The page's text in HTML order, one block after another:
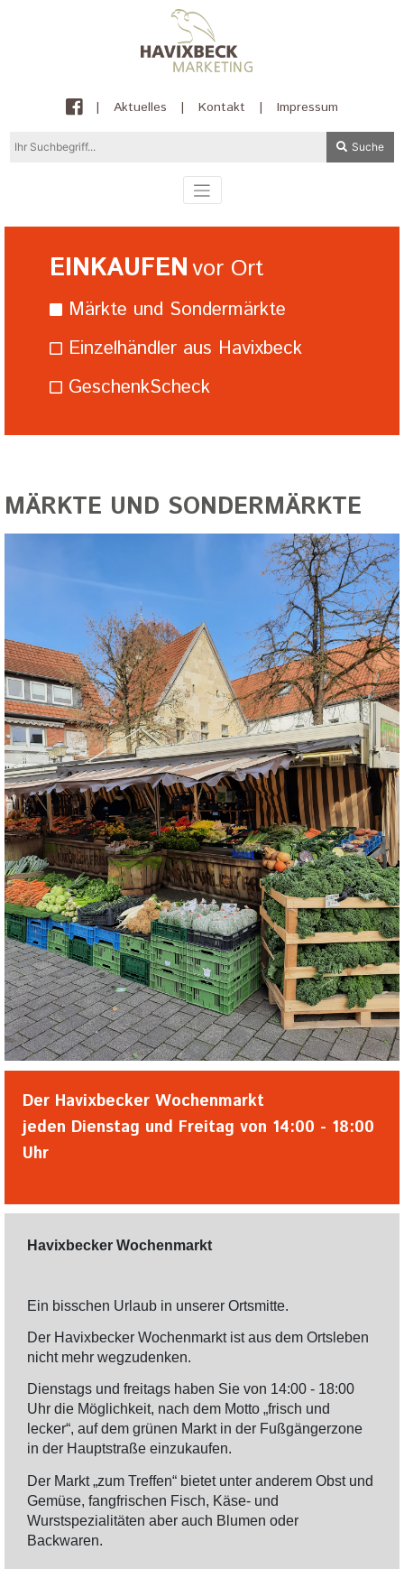
| Aktuelles | Kontakt | Impressum
Suche
EINKAUFENvor Ort
Märkte und Sondermärkte
Einzelhändler aus Havixbeck
GeschenkScheck
MÄRKTE UND SONDERMÄRKTE
Der Havixbecker Wochenmarkt
jeden Dienstag und Freitag von 14:00 - 18:00
Uhr
Havixbecker Wochenmarkt
Ein bisschen Urlaub in unserer Ortsmitte.
Der Havixbecker Wochenmarkt ist aus dem Ortsleben
nicht mehr wegzudenken.
Dienstags und freitags haben Sie von 14:00 - 18:00
Uhr die Möglichkeit, nach dem Motto „frisch und
lecker“, auf dem grünen Markt in der Fußgängerzone
in der Hauptstraße einzukaufen.
Der Markt „zum Treffen“ bietet unter anderem Obst und
Gemüse, fangfrischen Fisch, Käse- und
Wurstspezialitäten aber auch Blumen oder
Backwaren.